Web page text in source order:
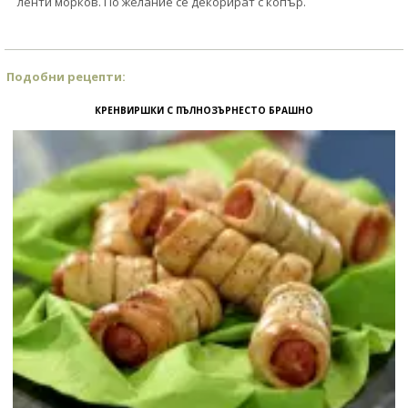
Подобни рецепти:
КРЕНВИРШКИ С ПЪЛНОЗЪРНЕСТО БРАШНО